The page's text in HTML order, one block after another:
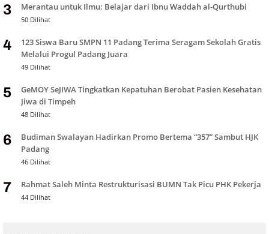
3 Merantau untuk Ilmu: Belajar dari Ibnu Waddah al-Qurthubi
50 Dilihat
4
123 Siswa Baru SMPN 11 Padang Terima Seragam Sekolah Gratis
Melalui Progul Padang Juara
49 Dilihat
5
GeMOY SeJIWA Tingkatkan Kepatuhan Berobat Pasien Kesehatan
Jiwa di Timpeh
48 Dilihat
6
Budiman Swalayan Hadirkan Promo Bertema “357” Sambut HJK
Padang
46 Dilihat
7 Rahmat Saleh Minta Restrukturisasi BUMN Tak Picu PHK Pekerja
44 Dilihat